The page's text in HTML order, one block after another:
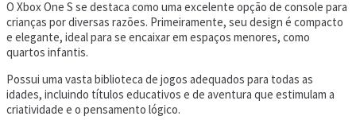
O Xbox One S se destaca como uma excelente opção de console para
crianças por diversas razões. Primeiramente, seu design é compacto
e elegante, ideal para se encaixar em espaços menores, como
quartos infantis.
Possui uma vasta biblioteca de jogos adequados para todas as
idades, incluindo títulos educativos e de aventura que estimulam a
criatividade e o pensamento lógico.